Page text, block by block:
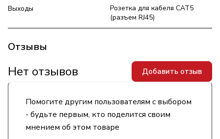
Выходы
Розетка для кабеля CAT5
(разъем RJ45)
Отзывы
Помогите другим пользователям с выбором
- будьте первым, кто поделится своим
мнением об этом товаре
Нет отзывов Добавить отзыв